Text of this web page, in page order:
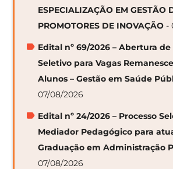
ESPECIALIZAÇÃO EM GESTÃO
PROMOTORES DE INOVAÇÃO -
Edital nº 69/2026 – Abertura de
Seletivo para Vagas
Alunos – Gestão em Saúde
07/08/2026
Edital nº 24/2026 – Processo
Mediador Pedagógico para
Graduação em Administração
07/08/2026